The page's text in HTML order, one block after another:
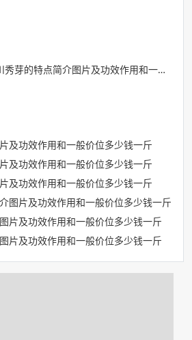
永川秀芽的特点简介图片及功效作用和一般价位多少钱一斤
及功效作用和一般价位多少钱一斤
及功效作用和一般价位多少钱一斤
及功效作用和一般价位多少钱一斤
图片及功效作用和一般价位多少钱一斤
片及功效作用和一般价位多少钱一斤
片及功效作用和一般价位多少钱一斤